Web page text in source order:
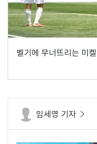
벨기에 무너뜨리는 미
임세영 기자